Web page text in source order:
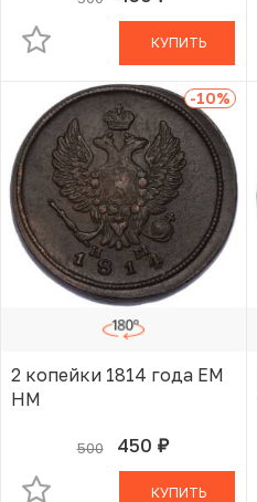
КУПИТЬ
-10%
2 копейки 1814 года ЕМ
НМ
500 450 руб.
В КОРЗИНЕ
КУПИТЬ